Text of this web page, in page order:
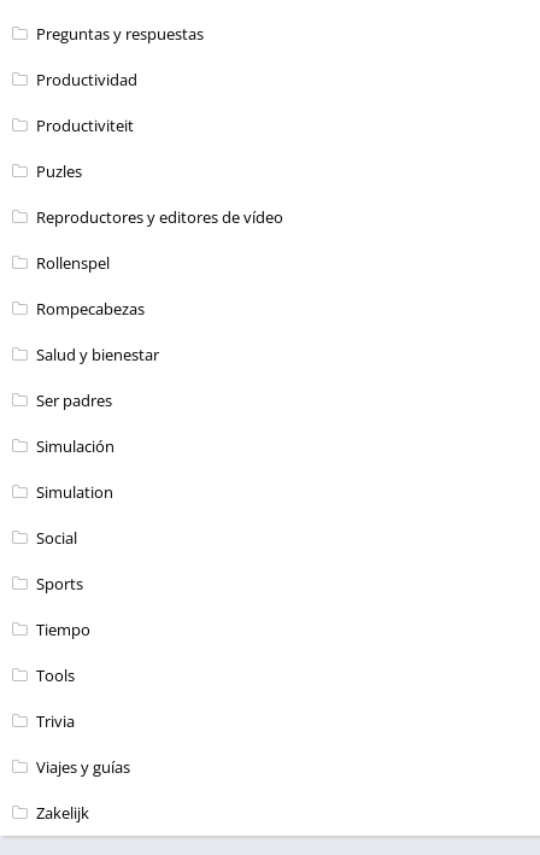
Preguntas y respuestas
Productividad
Productiviteit
Puzles
Reproductores y editores de vídeo
Rollenspel
Rompecabezas
Salud y bienestar
Ser padres
Simulación
Simulation
Social
Sports
Tiempo
Tools
Trivia
Viajes y guías
Zakelijk